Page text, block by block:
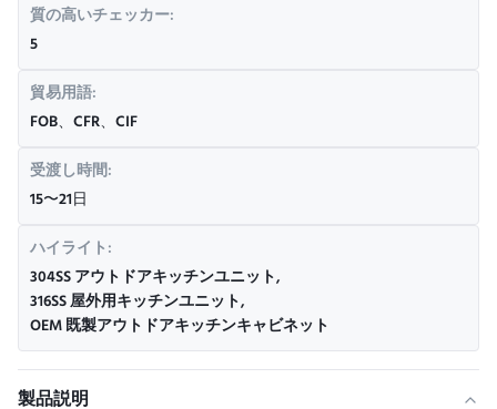
質の高いチェッカー:
5
貿易用語:
FOB、CFR、CIF
受渡し時間:
15〜21日
ハイライト:
304SS アウトドアキッチンユニット,
316SS 屋外用キッチンユニット,
OEM 既製アウトドアキッチンキャビネット
製品説明